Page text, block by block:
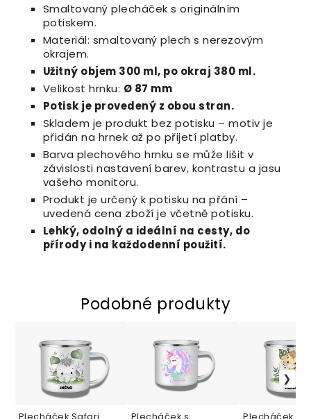
Smaltovaný plecháček s originálním
potiskem.
Materiál: smaltovaný plech s nerezovým
okrajem.
Užitný objem 300 ml, po okraj 380 ml.
Velikost hrnku: Ø 87 mm
Potisk je provedený z obou stran.
Skladem je produkt bez potisku – motiv je
přidán na hrnek až po přijetí platby.
Barva plechového hrnku se může lišit v
závislosti nastavení barev, kontrastu a jasu
vašeho monitoru.
Produkt je určený k potisku na přání –
uvedená cena zboží je včetně potisku.
Lehký, odolný a ideální na cesty, do
přírody i na každodenní použití.
Podobné produkty
Plecháček Safari
Plecháček s
Plecháček